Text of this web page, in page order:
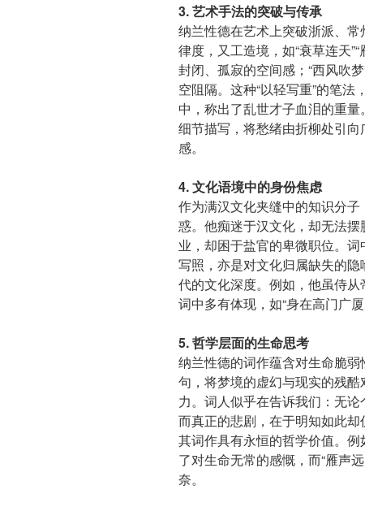
3. 艺术手法的突破与传承
纳兰性德在艺术上突破浙派、
律度，又工造境，如“衰草连天
封闭、孤寂的空间感；“西风吹
空阻隔。这种“以轻写重”的笔
中，称出了乱世才子血泪的重量
细节描写，将愁绪由折柳处引
感。
4. 文化语境中的身份焦虑
作为满汉文化夹缝中的知识分
惑。他痴迷于汉文化，却无法
业，却困于盐官的卑微职位。词
写照，亦是对文化归属缺失的
代的文化深度。例如，他虽侍
词中多有体现，如“身在高门广厦
5. 哲学层面的生命思考
纳兰性德的词作蕴含对生命脆弱
句，将梦境的虚幻与现实的残
力。词人似乎在告诉我们：无
而真正的悲剧，在于明知如此
其词作具有永恒的哲学价值。例
了对生命无常的感慨，而“雁声
奈。